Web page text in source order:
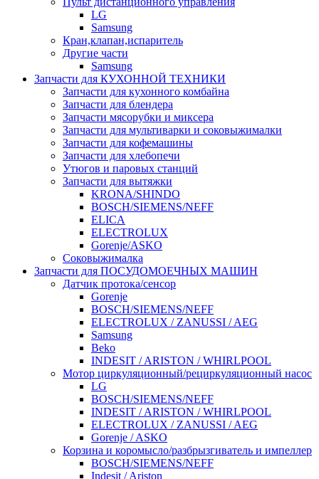
LG
Samsung
Кран,клапан,испаритель
Другие части
Samsung
Запчасти для КУХОННОЙ ТЕХНИКИ
Запчасти для кухонного комбайна
Запчасти для блендера
Запчасти мясорубки и миксера
Запчасти для мультиварки и соковыжималки
Запчасти для кофемашины
Запчасти для хлебопечи
Утюгов и паровых станций
Запчасти для вытяжки
KRONA/SHINDO
BOSCH/SIEMENS/NEFF
ELICA
ELECTROLUX
Gorenje/ASKO
Соковыжималка
Запчасти для ПОСУДОМОЕЧНЫХ МАШИН
Датчик протока/сенсор
Gorenje
BOSCH/SIEMENS/NEFF
ELECTROLUX / ZANUSSI / AEG
Samsung
Beko
INDESIT / ARISTON / WHIRLPOOL
Мотор циркуляционный/рециркуляционный насос
LG
BOSCH/SIEMENS/NEFF
INDESIT / ARISTON / WHIRLPOOL
ELECTROLUX / ZANUSSI / AEG
Gorenje / ASKO
Корзина и коромысло/разбрызгиватель и импеллер
BOSCH/SIEMENS/NEFF
Indesit / Ariston